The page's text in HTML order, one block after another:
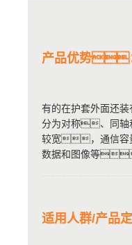
产品优势
有的在护套外面
分为对称、同轴
较宽，通信
数据和图像等
适用人群/产品